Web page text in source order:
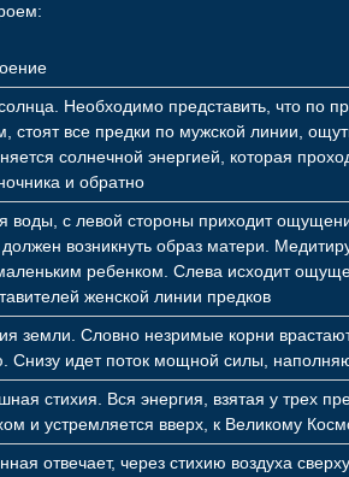
Необходимо представить, что по
стоят все предки по мужской линии,
солнечной энергией, которая
и обратно
воды, с левой стороны приходит
должен возникнуть образ матери.
ребенком. Слева исходит
женской линии предков
земли. Словно незримые корни
Снизу идет поток мощной силы,
стихия. Вся энергия, взятая у трех
и устремляется вверх, к Великому
отвечает, через стихию воздуха